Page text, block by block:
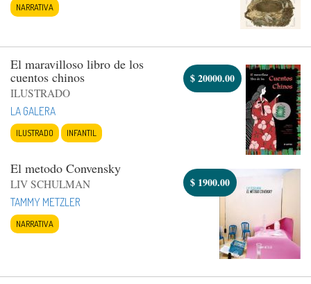
NARRATIVA
El maravilloso libro de los
cuentos chinos
ILUSTRADO
LA GALERA
ILUSTRADO INFANTIL
$20000.00
El metodo Convensky
LIV SCHULMAN
TAMMY METZLER
NARRATIVA
$ 1900.00